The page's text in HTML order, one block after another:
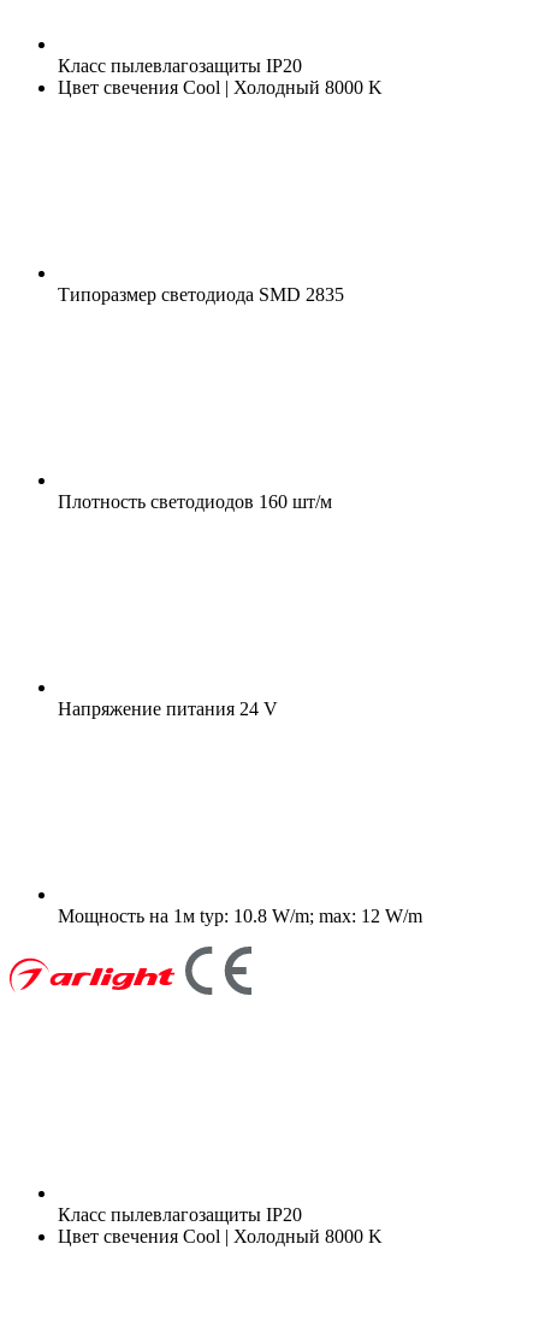
Класс пылевлагозащиты IP20
Цвет свечения Cool | Холодный 8000 K
Типоразмер светодиода SMD 2835
Плотность светодиодов 160 шт/м
Напряжение питания 24 V
Мощность на 1м typ: 10.8 W/m; max: 12 W/m
Класс пылевлагозащиты IP20
Цвет свечения Cool | Холодный 8000 K